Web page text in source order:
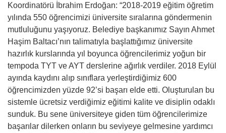
Koordinatörü İbrahim Erdoğan: “2018-2019 eğitim öğretim
yılında 550 öğrencimizi üniversite sıralarına göndermenin
mutluluğunu yaşıyoruz. Belediye başkanımız Sayın Ahmet
Haşim Baltacı’nın talimatıyla başlattığımız üniversite
hazırlık kurslarında yıl boyunca öğrencilerimiz yoğun bir
tempoda TYT ve AYT derslerine ağırlık verdiler. 2018 Eylül
ayında kaydını alıp sınıflara yerleştirdiğimiz 600
öğrencimizden yüzde 92’si başarı elde etti. Oluşturulan bu
sistemle ücretsiz verdiğimiz eğitimi kalite ve disiplin odaklı
sunduk. Bu sene üniversiteye giden tüm öğrencilerimize
başarılar dilerken onların bu seviyeye gelmesine yardımcı